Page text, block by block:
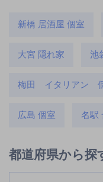
新橋 居酒屋 個室
大宮 隠れ家 池
梅田 イタリアン
広島 個室 名駅
都道府県から探